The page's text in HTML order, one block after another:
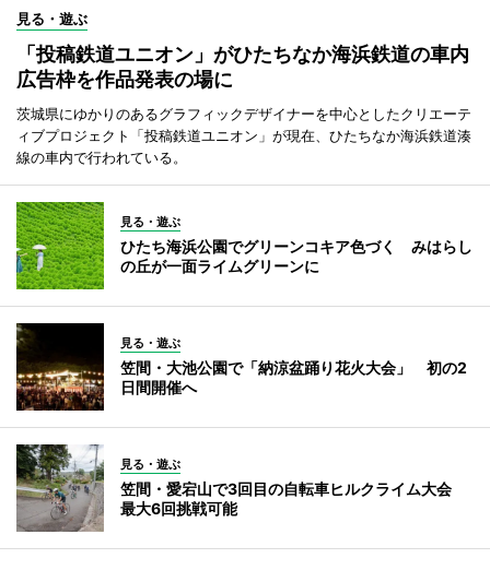
見る・遊ぶ
「投稿鉄道ユニオン」がひたちなか海浜鉄道の車内
広告枠を作品発表の場に
茨城県にゆかりのあるグラフィックデザイナーを中心としたクリエーテ
ィブプロジェクト「投稿鉄道ユニオン」が現在、ひたちなか海浜鉄道湊
線の車内で行われている。
見る・遊ぶ
ひたち海浜公園でグリーンコキア色づく みはらし
の丘が一面ライムグリーンに
見る・遊ぶ
笠間・大池公園で「納涼盆踊り花火大会」 初の2
日間開催へ
見る・遊ぶ
笠間・愛宕山で3回目の自転車ヒルクライム大会
最大6回挑戦可能